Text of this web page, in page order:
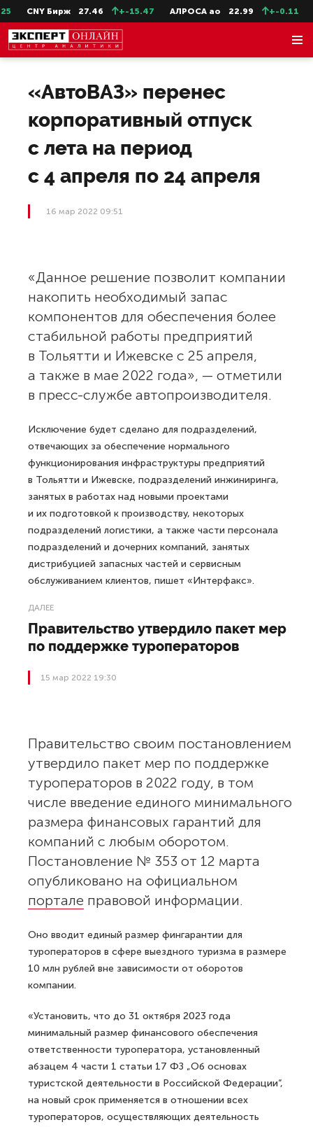
CNY Бирж 27.46 +-15.47 АЛРОСА ао 22.99 +-0.11
«АвтоВАЗ» перенес
корпоративный отпуск
с лета на период
с 4 апреля по 24 апреля
16 мар 2022 09:51
«Данное решение позволит компании
накопить необходимый запас
компонентов для обеспечения более
стабильной работы предприятий
в Тольятти и Ижевске с 25 апреля,
а также в мае 2022 года», — отметили
в пресс-службе автопроизводителя.
Исключение будет сделано для подразделений,
отвечающих за обеспечение нормального
функционирования инфраструктуры предприятий
в Тольятти и Ижевске, подразделений инжиниринга,
занятых в работах над новыми проектами
и их подготовкой к производству, некоторых
подразделений логистики, а также части персонала
подразделений и дочерних компаний, занятых
дистрибуцией запасных частей и сервисным
обслуживанием клиентов, пишет «Интерфакс».
ДАЛЕЕ
Правительство утвердило пакет мер
по поддержке туроператоров
15 мар 2022 19:30
Правительство своим постановлением
утвердило пакет мер по поддержке
туроператоров в 2022 году, в том
числе введение единого минимального
размера финансовых гарантий для
компаний с любым оборотом.
Постановление № 353 от 12 марта
опубликовано на официальном
портале правовой информации.
Оно вводит единый размер фингарантии для
туроператоров в сфере выездного туризма в размере
10 млн рублей вне зависимости от оборотов
компании.
«Установить, что до 31 октября 2023 года
минимальный размер финансового обеспечения
ответственности туроператора, установленный
абзацем 4 части 1 статьи 17 ФЗ „Об основах
туристской деятельности в Российской Федерации“,
на новый срок применяется в отношении всех
туроператоров, осуществляющих деятельность